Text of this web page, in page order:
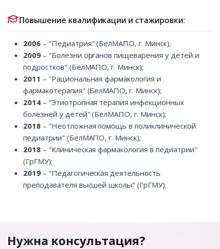
Повышение квалификации и стажировки:
2006– "Педиатрия" (БелМАПО, г. Минск);
2009– "Болезни органов пищеварения у детей и
подростков" (БелМАПО, г. Минск);
2011 – "Рациональная фармакология и
фармакотерапия" (БелМАПО, г. Минск);
2014– "Этиотропная терапия инфекционных
болезней у детей" (БелМАПО, г. Минск);
2018– "Неотложная помощь в поликлинической
педиатрии" (БелМАПО, г. Минск);
2018– "Клиническая фармакология в педиатрии"
(ГрГМУ);
2019– "Педагогическая деятельность
преподавателя высшей школы" (ГрГМУ).
Нужна консультация?